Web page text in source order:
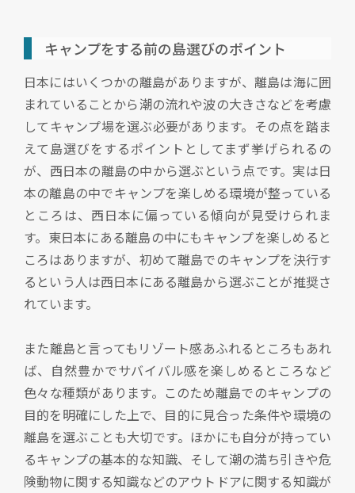
キャンプをする前の島選びのポイント
日本にはいくつかの離島がありますが、離島は海に囲
まれていることから潮の流れや波の大きさなどを考慮
してキャンプ場を選ぶ必要があります。その点を踏ま
えて島選びをするポイントとしてまず挙げられるの
が、西日本の離島の中から選ぶという点です。実は日
本の離島の中でキャンプを楽しめる環境が整っている
ところは、西日本に偏っている傾向が見受けられま
す。東日本にある離島の中にもキャンプを楽しめると
ころはありますが、初めて離島でのキャンプを決行す
るという人は西日本にある離島から選ぶことが推奨さ
れています。
また離島と言ってもリゾート感あふれるところもあれ
ば、自然豊かでサバイバル感を楽しめるところなど
色々な種類があります。このため離島でのキャンプの
目的を明確にした上で、目的に見合った条件や環境の
離島を選ぶことも大切です。ほかにも自分が持ってい
るキャンプの基本的な知識、そして潮の満ち引きや危
険動物に関する知識などのアウトドアに関する知識が